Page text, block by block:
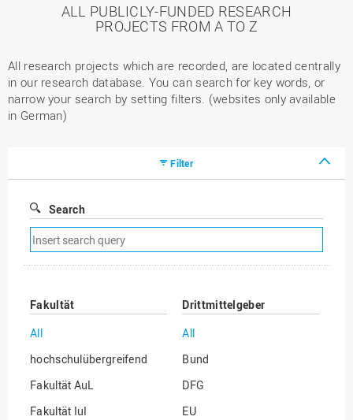
ALL PUBLICLY-FUNDED RESEARCH
PROJECTS FROM A TO Z
All research projects which are recorded, are located centrally
in our research database. You can search for key words, or
narrow your search by setting filters. (websites only available
in German)
Filter
Search
Remove
search
filter
Fakultät
All
hochschulübergreifend
Fakultät AuL
Fakultät IuI
Drittmittelgeber
All
Bund
DFG
EU